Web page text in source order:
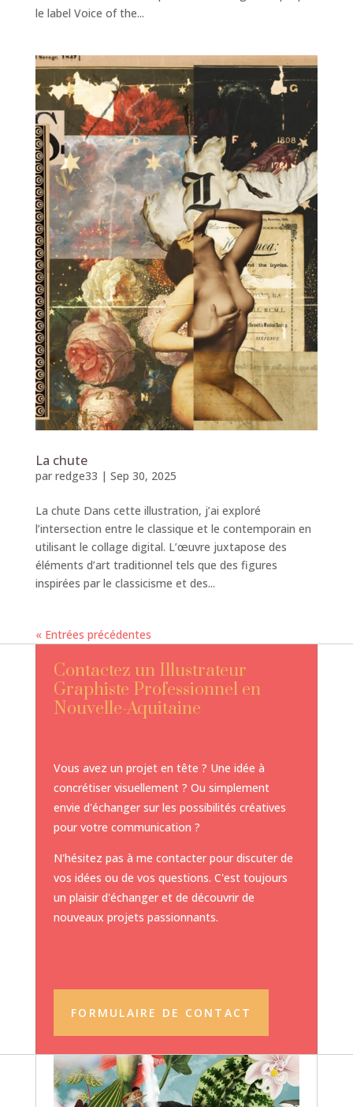
le label Voice of the...
La chute
par redge33 | Sep 30, 2025
La chute Dans cette illustration, j’ai exploré
l’intersection entre le classique et le contemporain en
utilisant le collage digital. L’œuvre juxtapose des
éléments d’art traditionnel tels que des figures
inspirées par le classicisme et des...
« Entrées précédentes
Contactez un Illustrateur
Graphiste Professionnel en
Nouvelle-Aquitaine
Vous avez un projet en tête ? Une idée à
concrétiser visuellement ? Ou simplement
envie d'échanger sur les possibilités créatives
pour votre communication ?
N'hésitez pas à me contacter pour discuter de
vos idées ou de vos questions. C'est toujours
un plaisir d'échanger et de découvrir de
nouveaux projets passionnants.
FORMULAIRE DE CONTACT